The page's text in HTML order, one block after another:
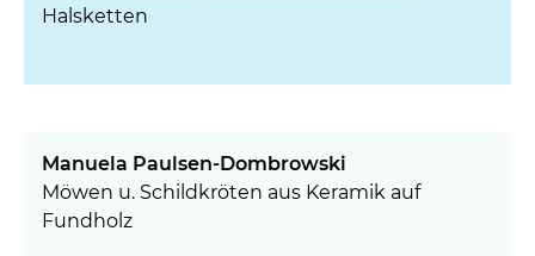
Halsketten
Manuela Paulsen-Dombrowski
Möwen u. Schildkröten aus Keramik auf
Fundholz